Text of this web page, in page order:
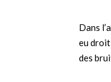
Dans
eu droit
des